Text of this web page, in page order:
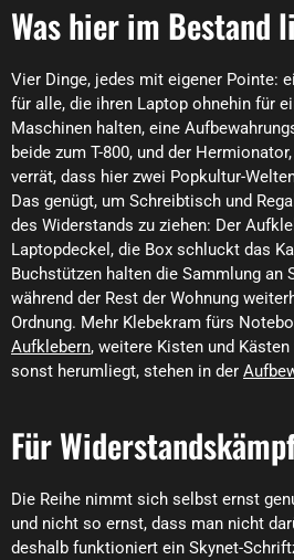
Was hier im Bestand
Vier Dinge, jedes mit eigener Pointe:
für alle, die ihren Laptop ohnehin für
Maschinen halten, eine
beide zum T-800, und der
verrät, dass hier zwei Popkultur-
Das genügt, um Schreibtisch und
des Widerstands zu ziehen: Der
Laptopdeckel, die Box schluckt das
Buchstützen halten die Sammlung an
während der Rest der Wohnung
Ordnung. Mehr Klebekram fürs
Aufklebern, weitere Kisten und
sonst herumliegt, stehen in der
Für
Die Reihe nimmt sich selbst ernst
und nicht so ernst, dass man nicht
deshalb funktioniert ein Skynet-